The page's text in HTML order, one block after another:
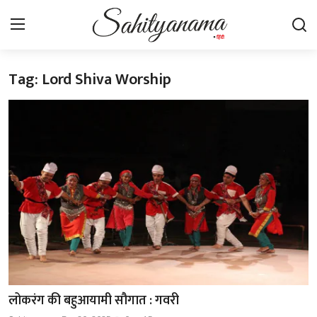
Login Register
होम
कहानी
कविता
आलेख
Tag: Lord Shiva Worship
लोकरंग की बहुआयामी सौगात : गवरी